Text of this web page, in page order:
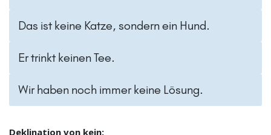
Das ist keine Katze, sondern ein Hund.
Er trinkt keinen Tee.
Wir haben noch immer keine Lösung.
Deklination von kein: